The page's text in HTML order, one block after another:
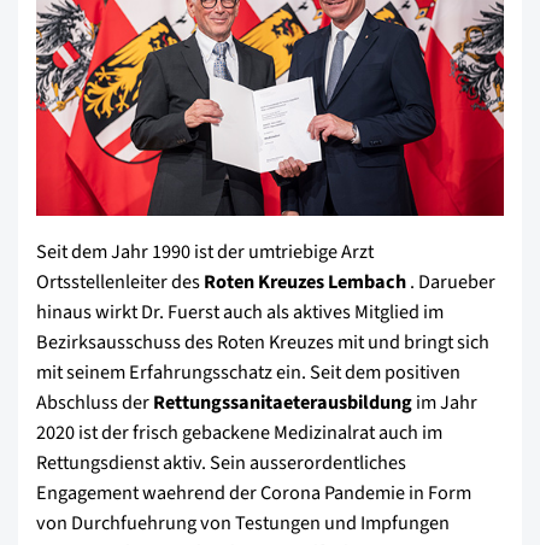
Seit dem Jahr 1990 ist der umtriebige Arzt
Ortsstellenleiter desRoten Kreuzes Lembach. Darueber
hinaus wirkt Dr. Fuerst auch als aktives Mitglied im
Bezirksausschuss des Roten Kreuzes mit und bringt sich
mit seinem Erfahrungsschatz ein. Seit dem positiven
Abschluss derRettungssanitaeterausbildungim Jahr
2020 ist der frisch gebackene Medizinalrat auch im
Rettungsdienst aktiv. Sein ausserordentliches
Engagement waehrend der Corona Pandemie in Form
von Durchfuehrung von Testungen und Impfungen